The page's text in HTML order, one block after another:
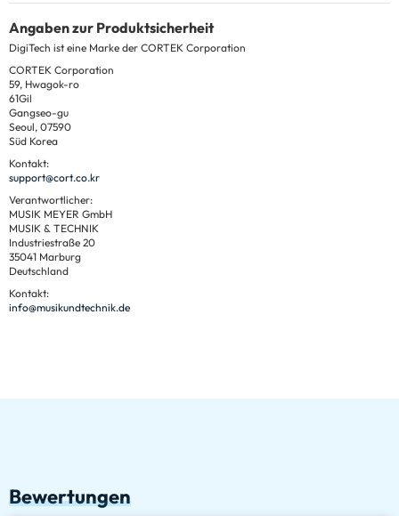
Angaben zur Produktsicherheit
DigiTech ist eine Marke der CORTEK Corporation
CORTEK Corporation
59, Hwagok-ro
61Gil
Gangseo-gu
Seoul, 07590
Süd Korea
Kontakt:
support@cort.co.kr
Verantwortlicher:
MUSIK MEYER GmbH
MUSIK & TECHNIK
Industriestraße 20
35041 Marburg
Deutschland
Kontakt:
info@musikundtechnik.de
Bewertungen